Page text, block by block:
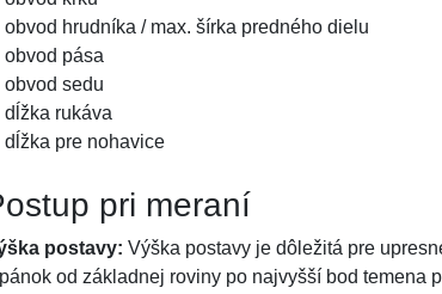
obvod hrudníka / max. šírka predného dielu
obvod pása
obvod sedu
dĺžka rukáva
dĺžka pre nohavice
pri meraní
postavy: Výška postavy je dôležitá pre
od základnej roviny po najvyšší bod temena